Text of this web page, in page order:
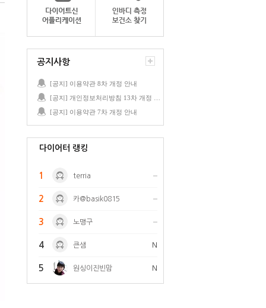
공지사항
[공지] 이용약관 8차 개정 안내
[공지] 이용약관 7차 개정 안내
다이어터 랭킹
1 terria
2 카@basik0815
3 노맹구
4 큰샘 N
5 원싱이진빈맘 N